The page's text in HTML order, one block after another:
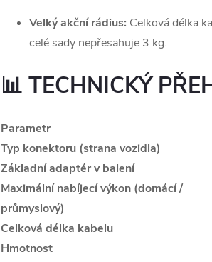
Velký akční rádius: Celková délka
celé sady nepřesahuje 3 kg.
📊 TECHNICKÝ
Parametr
Typ konektoru (strana vozidla)
Základní adaptér v balení
Maximální nabíjecí výkon (domácí /
průmyslový)
Celková délka kabelu
Hmotnost